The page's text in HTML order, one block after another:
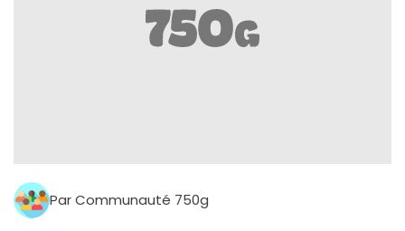
Par Communauté 750g